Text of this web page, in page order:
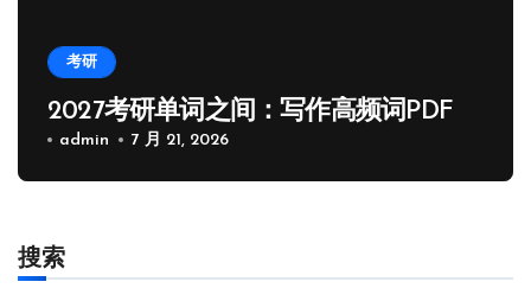
考研
2027考研单词之间：写作高频词PDF
admin 7 月 21, 2026
搜索